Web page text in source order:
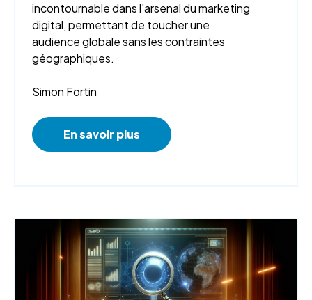
incontournable dans l'arsenal du marketing
digital, permettant de toucher une
audience globale sans les contraintes
géographiques.
Simon Fortin
En savoir plus